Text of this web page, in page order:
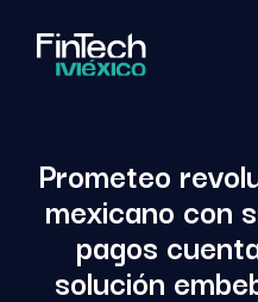
Prometeo
mexicano con
pagos
solución